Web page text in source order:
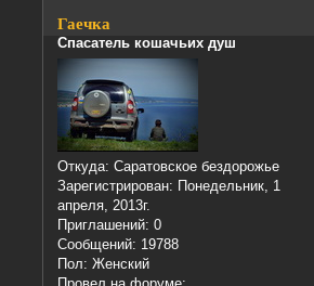
Гаечка
Спасатель кошачьих душ
Откуда: Саратовское бездорожье
Зарегистрирован: Понедельник, 1
апреля, 2013г.
Приглашений: 0
Сообщений: 19788
Пол: Женский